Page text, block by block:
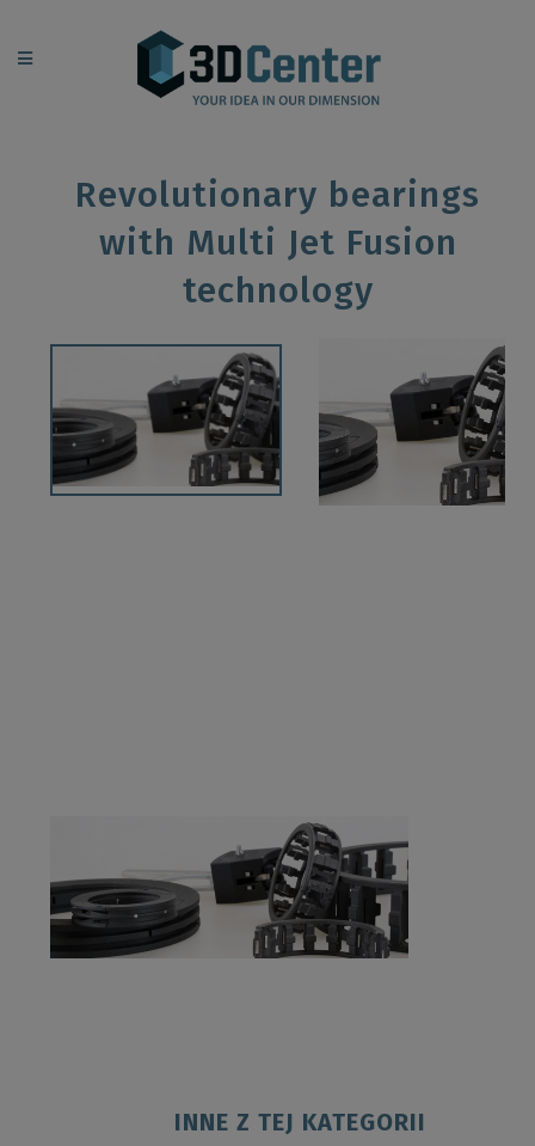
Revolutionary bearings
with Multi Jet Fusion
technology
INNE Z TEJ KATEGORII